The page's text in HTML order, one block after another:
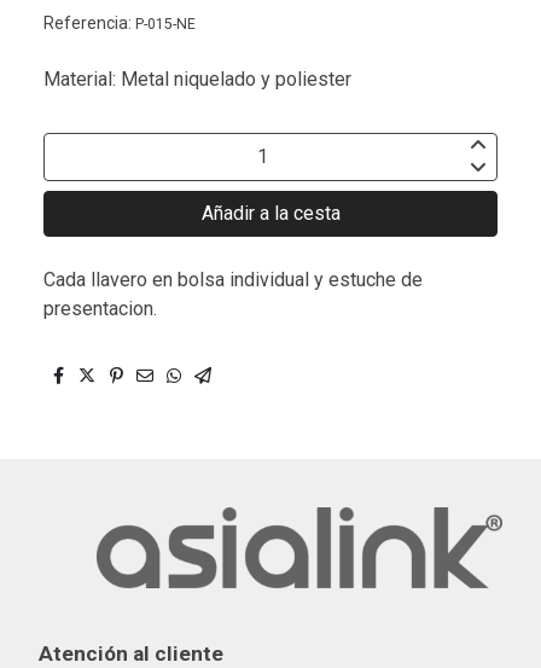
Referencia: P-015-NE
Material: Metal niquelado y poliester
Añadir a la cesta
Cada llavero en bolsa individual y estuche de
presentacion.
Atención al cliente